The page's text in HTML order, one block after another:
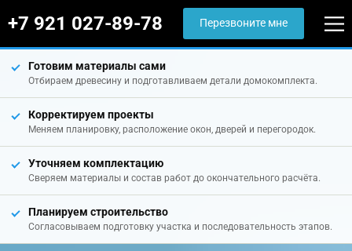
+7 921 027-89-78 Перезвоните мне
Готовим материалы сами
Отбираем древесину и подготавливаем детали домокомплекта.
Корректируем проекты
Меняем планировку, расположение окон, дверей и перегородок.
Уточняем комплектацию
Сверяем материалы и состав работ до окончательного расчёта.
Планируем строительство
Согласовываем подготовку участка и последовательность этапов.